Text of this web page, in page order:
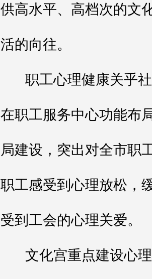
供高水平、高档次的文
活的向往。
职工心理健康关乎社
在职工服务中心功能布
局建设，突出对全市职
职工感受到心理放松，
受到工会的心理关爱。
文化宫重点建设心理